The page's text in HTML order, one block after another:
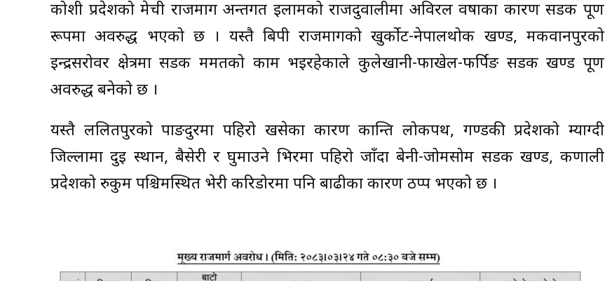
कोशी प्रदेशको मेची राजमार्ग अन्तर्गत इलामको राजदुवालीमा अविरल वर्षाका कारण सडक पूर्ण
रूपमा अवरुद्ध भएको छ । यस्तै बिपी राजमार्गको खुर्कोट-नेपालथोक खण्ड, मकवानपुरको
इन्द्रसरोवर क्षेत्रमा सडक मर्मतको काम भइरहेकाले कुलेखानी-फाखेल-फर्पिङ सडक खण्ड पूर्ण
अवरुद्ध बनेको छ ।
यस्तै ललितपुरको पाङदुरमा पहिरो खसेका कारण कान्ति लोकपथ, गण्डकी प्रदेशको म्याग्दी
जिल्लामा दुई स्थान, बैसेरी र घुमाउने भिरमा पहिरो जाँदा बेनी-जोमसोम सडक खण्ड, कर्णाली
प्रदेशको रुकुम पश्चिमस्थित भेरी करिडोरमा पनि बाढीका कारण ठप्प भएको छ ।